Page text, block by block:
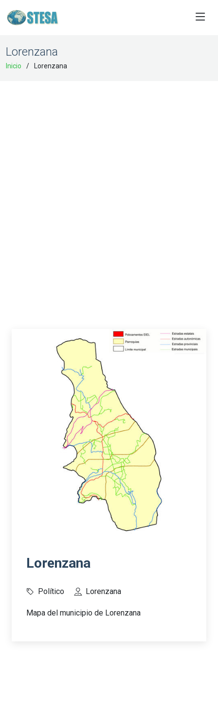
Lorenzana
Inicio Lorenzana
Lorenzana
Político Lorenzana
Mapa del municipio de Lorenzana